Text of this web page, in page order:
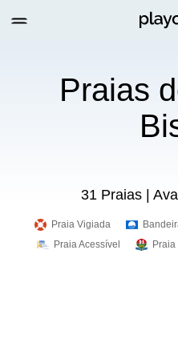
Praias
31 Praias |
Praia Vigiada
Praia Acessível